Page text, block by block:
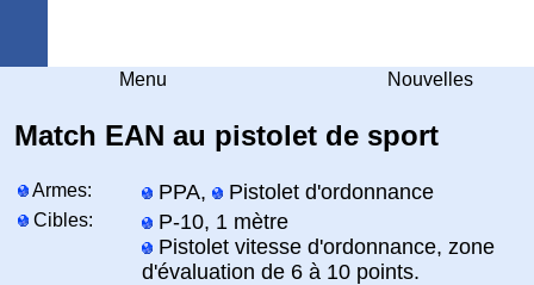
Menu Nouvelles
Match EAN au pistolet de sport
Armes: PPA, Pistolet d'ordonnance
Cibles:
P-10, 1 mètre
Pistolet vitesse d'ordonnance, zone
d'évaluation de 6 à 10 points.